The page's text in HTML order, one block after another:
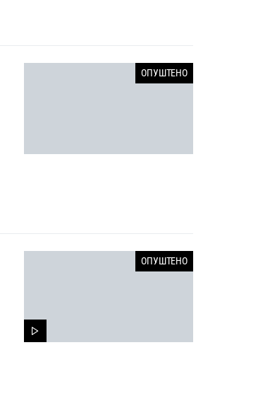
ОПУШТЕНО
ОПУШТЕНО